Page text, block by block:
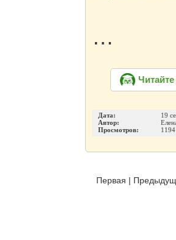
…
Дата:
19
Автор:
Просмотров:
1194
Первая |